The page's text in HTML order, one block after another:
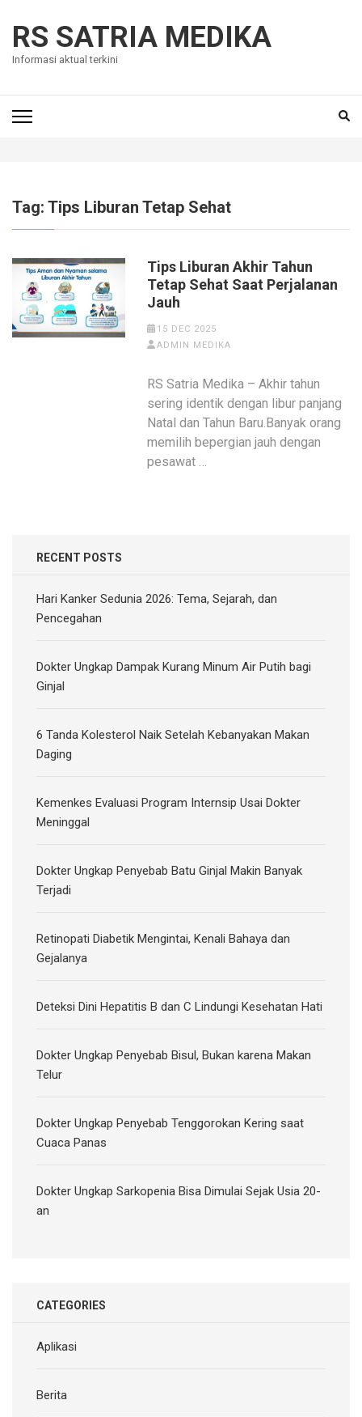
content
(Press
RS SATRIA MEDIKA
Informasi aktual terkini
Tag: Tips Liburan Tetap Sehat
Tips Liburan Akhir Tahun
Tetap Sehat Saat Perjalanan
Jauh
15 DEC 2025
ADMIN MEDIKA
RS Satria Medika – Akhir tahun
sering identik dengan libur panjang
Natal dan Tahun Baru.Banyak orang
memilih bepergian jauh dengan
pesawat …
RECENT POSTS
Hari Kanker Sedunia 2026: Tema, Sejarah, dan
Pencegahan
Dokter Ungkap Dampak Kurang Minum Air Putih bagi
Ginjal
6 Tanda Kolesterol Naik Setelah Kebanyakan Makan
Daging
Kemenkes Evaluasi Program Internsip Usai Dokter
Meninggal
Dokter Ungkap Penyebab Batu Ginjal Makin Banyak
Terjadi
Retinopati Diabetik Mengintai, Kenali Bahaya dan
Gejalanya
Deteksi Dini Hepatitis B dan C Lindungi Kesehatan Hati
Dokter Ungkap Penyebab Bisul, Bukan karena Makan
Telur
Dokter Ungkap Penyebab Tenggorokan Kering saat
Cuaca Panas
Dokter Ungkap Sarkopenia Bisa Dimulai Sejak Usia 20-
an
CATEGORIES
Aplikasi
Berita